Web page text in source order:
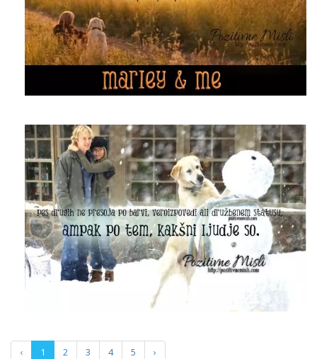
‹ 1 2 3 4 5 ›